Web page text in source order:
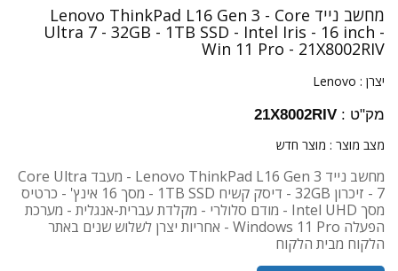
מחשב נייד Lenovo ThinkPad L16 Gen 3 - Core
Ultra 7 - 32GB - 1TB SSD - Intel Iris - 16 inch -
Win 11 Pro - 21X8002RIV
יצרן : Lenovo
מק"ט : 21X8002RIV
מצב מוצר : מוצר חדש
מחשב נייד Lenovo ThinkPad L16 Gen 3 - מעבד Core Ultra
7 - זיכרון 32GB - דיסק קשיח 1TB SSD - מסך 16 אינץ' - כרטיס
מסך Intel UHD - מודם סלולרי - מקלדת עברית-אנגלית - מערכת
הפעלה Windows 11 Pro - אחריות יצרן לשלוש שנים באתר
הלקוח מבית הלקוח